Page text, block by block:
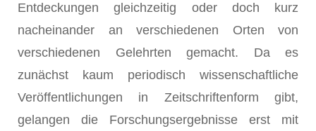
Entdeckungen gleichzeitig oder doch kurz
nacheinander an verschiedenen Orten von
verschiedenen Gelehrten gemacht. Da es
zunächst kaum periodisch wis­senschaftliche
Veröffentlichungen in Zeitschriftenform gibt,
gelangen die Forschungsergebnisse erst mit